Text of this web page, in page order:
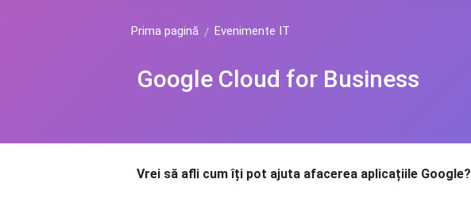
Prima pagină Evenimente IT
Google Cloud for Business
Vrei să afli cum îți pot ajuta afacerea aplicațiile Google?